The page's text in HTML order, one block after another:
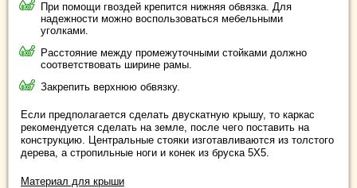
При помощи гвоздей крепится нижняя обвязка. Для
надежности можно воспользоваться мебельными
уголками.
Расстояние между промежуточными стойками должно
соответствовать ширине рамы.
Закрепить верхнюю обвязку.
Если предполагается сделать двускатную крышу, то каркас
рекомендуется сделать на земле, после чего поставить на
конструкцию. Центральные стояки изготавливаются из толстого
дерева, а стропильные ноги и конек из бруска 5Х5.
Материал для крыши